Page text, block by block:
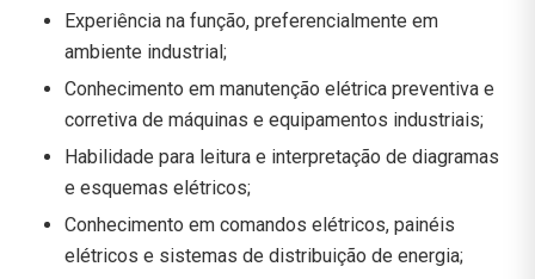
Experiência na função, preferencialmente em
ambiente industrial;
Conhecimento em manutenção elétrica preventiva e
corretiva de máquinas e equipamentos industriais;
Habilidade para leitura e interpretação de diagramas
e esquemas elétricos;
Conhecimento em comandos elétricos, painéis
elétricos e sistemas de distribuição de energia;